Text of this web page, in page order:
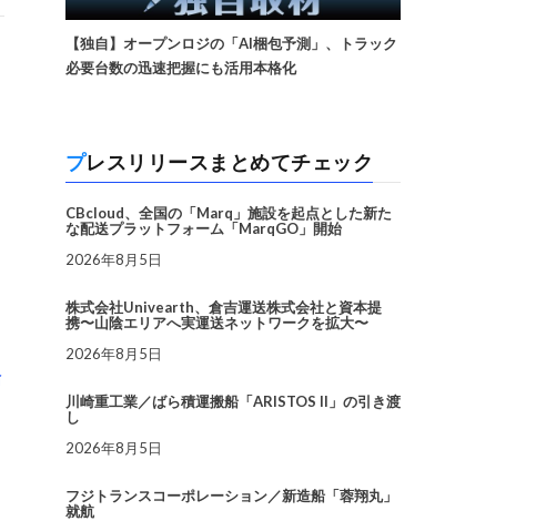
【独自】オープンロジの「AI梱包予測」、トラック
必要台数の迅速把握にも活用本格化
プレスリリースまとめてチェック
CBcloud、全国の「Marq」施設を起点とした新た
な配送プラットフォーム「MarqGO」開始
2026年8月5日
株式会社Univearth、倉吉運送株式会社と資本提
携〜山陰エリアへ実運送ネットワークを拡大〜
2026年8月5日
川崎重工業／ばら積運搬船「ARISTOS II」の引き渡
し
2026年8月5日
フジトランスコーポレーション／新造船「蓉翔丸」
就航